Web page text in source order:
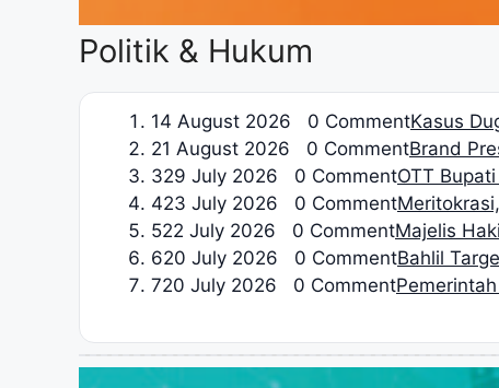
Politik & Hukum
14 August 2026 0 CommentKasus
21 August 2026 0 CommentBrand
329 July 2026 0 CommentOTT
423 July 2026 0 Comment
522 July 2026 0 CommentMajelis
620 July 2026 0 CommentBahlil
720 July 2026 0 Comment